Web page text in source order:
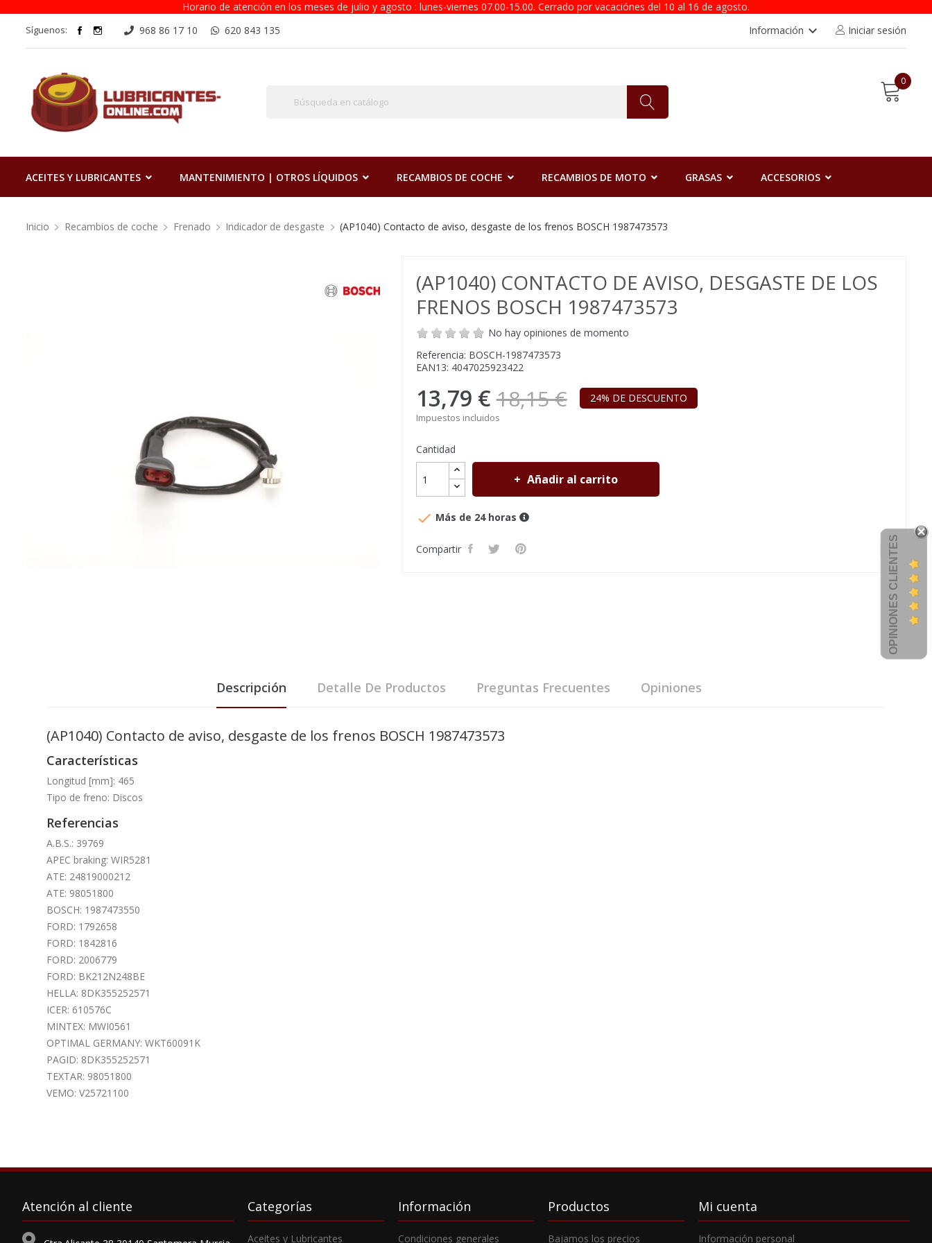
Horario de atención en los meses de julio y agosto : lunes-viernes 07.00-15.00. Cerrado por vacaciónes del 10 al 16 de agosto.
Síguenos: 968 86 17 10 620 843 135 Iniciar sesión
Información keyboard_arrow_down
0
ACEITES Y LUBRICANTES MANTENIMIENTO | OTROS LÍQUIDOS RECAMBIOS DE COCHE RECAMBIOS DE MOTO GRASAS ACCESORIOS
Inicio Recambios de coche Frenado Indicador de desgaste (AP1040) Contacto de aviso, desgaste de los frenos BOSCH 1987473573
(AP1040) CONTACTO DE AVISO, DESGASTE DE LOS
FRENOS BOSCH 1987473573
No hay opiniones de momento
Referencia: BOSCH-1987473573
EAN13: 4047025923422
13,79 € 18,15 € 24% DE DESCUENTO
Impuestos incluidos
Cantidad
Añadir al carrito
 Más de 24 horas
Compartir
Descripción Detalle De Productos Preguntas Frecuentes Opiniones
(AP1040) Contacto de aviso, desgaste de los frenos BOSCH 1987473573
Características
Longitud [mm]: 465
Tipo de freno: Discos
Referencias
A.B.S.: 39769
APEC braking: WIR5281
ATE: 24819000212
ATE: 98051800
BOSCH: 1987473550
FORD: 1792658
FORD: 1842816
FORD: 2006779
FORD: BK212N248BE
HELLA: 8DK355252571
ICER: 610576C
MINTEX: MWI0561
OPTIMAL GERMANY: WKT60091K
PAGID: 8DK355252571
TEXTAR: 98051800
VEMO: V25721100
Atención al cliente Categorías
Aceites y Lubricantes
Información
Condiciones generales
Productos
Bajamos los precios
Mi cuenta
Información personal
OPINIONES CLIENTES